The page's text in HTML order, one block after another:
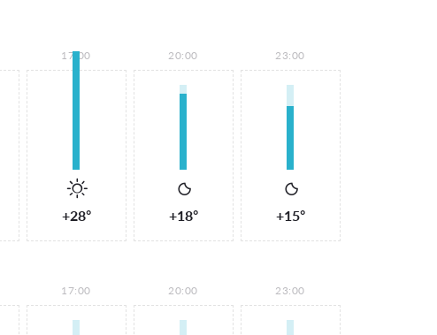
17:00
+28°
20:00
+18°
23:00
+15°
17:00 20:00 23:00